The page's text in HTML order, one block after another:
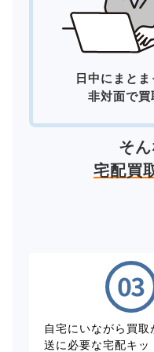
日中にまとま
非対面で買
そ
宅配買
自宅にいながら買
送に必要な宅配キ